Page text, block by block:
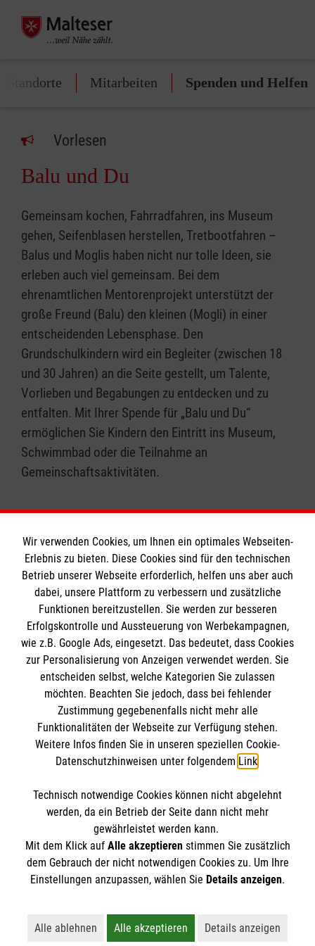
Standorte Mitarbeiten Spenden und Helfen
Vorlesen
Balu und Du
Gemeinsam kochen, Fahrradfahren, ins Museum
gehen, Seifenblasen herstellen, Tretbootfahren –
Balus und Moglis haben nicht nur tolle Ideen, sie
erleben auch viel gemeinsam. Bei dem
ehrenamtlichen Mentorenprojekt unterstützt der
große Freund (Balu) den kleinen (Mogli) in einer
entscheidenden Lebensphase. Den
Grundschulkindern wird ein Begleiter (zwischen 18
und 30 Jahren) an die Seite gestellt, um Talente,
Vorlieben und Begabungen zu entdecken und zu
entfalten. Mit Ihrer Spende für „Balu und Du“
ermöglichen Sie Kindern den Eintritt ins Museum,
Schwimmbad oder die Teilnahme an
Gemeinschaftsaktivitäten.
Informationen
Impressum
Datenschutz
Barrierefreiheit
Kontakt
Die Malteser
Malteser in Deutschland
Malteserorden
Sharepoint
Spendenkonto
IBAN: DE72370601201201224019
BIC: GENODED1PA7
So finden Sie uns
Malteser Hilfsdienst e.V., Hamburg
Eichenlohweg 24
Telefon: 040 20 94 08-0
Der Malteser Hilfsdienst e.V. ist als eingetragene
Gewerbesteuer befreit.
Wir verwenden Cookies, um Ihnen ein optimales Webseiten-
Erlebnis zu bieten. Diese Cookies sind für den technischen
Betrieb unserer Webseite erforderlich, helfen uns aber auch
dabei, unsere Plattform zu verbessern und zusätzliche
Funktionen bereitzustellen. Sie werden zur besseren
Erfolgskontrolle und Aussteuerung von Werbekampagnen,
wie z.B. Google Ads, eingesetzt. Das bedeutet, dass Cookies
zur Personalisierung von Anzeigen verwendet werden. Sie
entscheiden selbst, welche Kategorien Sie zulassen
möchten. Beachten Sie jedoch, dass bei fehlender
Zustimmung gegebenenfalls nicht mehr alle
Funktionalitäten der Webseite zur Verfügung stehen.
Weitere Infos finden Sie in unseren speziellen Cookie-
Datenschutzhinweisen unter folgendem Link.
Technisch notwendige Cookies können nicht abgelehnt
werden, da ein Betrieb der Seite dann nicht mehr
gewährleistet werden kann.
Mit dem Klick auf Alle akzeptierenstimmen Sie zusätzlich
dem Gebrauch der nicht notwendigen Cookies zu. Um Ihre
Einstellungen anzupassen, wählen Sie Details anzeigen.
Alle ablehnen
Lehnt alle nicht-essentiellen Cookies ab
Alle akzeptieren
Akzeptiert alle Cookies
Details anzeigen